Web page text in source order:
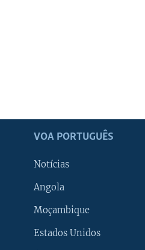
VOA PORTUGUÊS
Notícias
Angola
Moçambique
Estados Unidos